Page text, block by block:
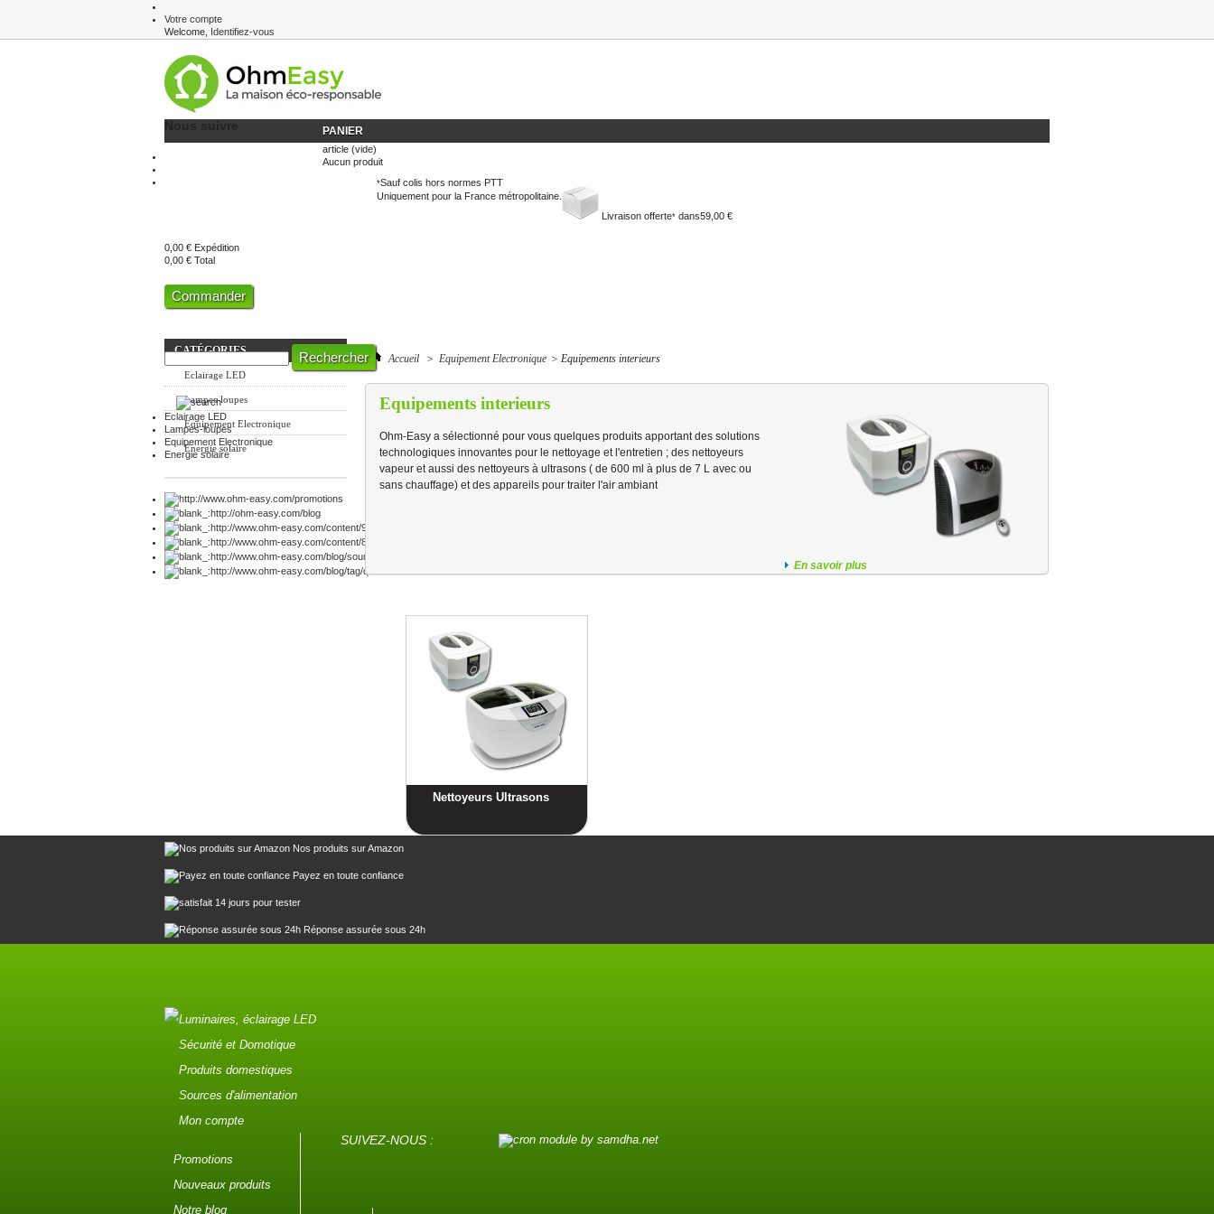
Votre compte
Welcome, Identifiez-vous
Newsletter
PANIER
article (vide)
Aucun produit
Livraison offerte* dans59,00 €
*Sauf colis hors normes PTT
Uniquement pour la France métropolitaine.
0,00 € Expédition
0,00 € Total
Commander
Eclairage LED
Lampes-loupes
Equipement Electronique
Energie solaire
CATÉGORIES
Eclairage LED
Lampes-loupes
Equipement Electronique
Energie solaire
Accueil > Equipement Electronique > Equipements interieurs
Equipements interieurs
Ohm-Easy a sélectionné pour vous quelques produits apportant des solutions
technologiques innovantes pour le nettoyage et l'entretien ; des nettoyeurs
vapeur et aussi des nettoyeurs à ultrasons ( de 600 ml à plus de 7 L avec ou
sans chauffage) et des appareils pour traiter l'air ambiant
En savoir plus
Nettoyeurs Ultrasons
Nos produits sur Amazon
Payez en toute confiance
14 jours pour tester
Réponse assurée sous 24h
Luminaires, éclairage LED
Sécurité et Domotique
Produits domestiques
Sources d'alimentation
Mon compte
Promotions
Nouveaux produits
Notre blog
SUIVEZ-NOUS :